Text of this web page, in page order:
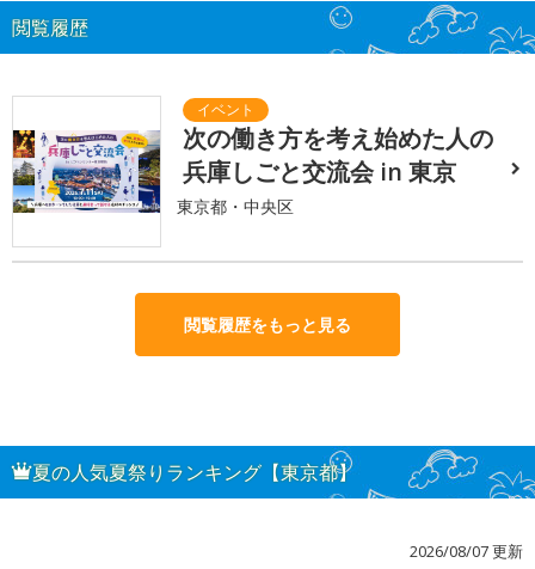
閲覧履歴
次の働き方を考え始めた人の
兵庫しごと交流会 in 東京
東京都・中央区
閲覧履歴をもっと見る
夏の人気夏祭りランキング【東京都】
2026/08/07 更新